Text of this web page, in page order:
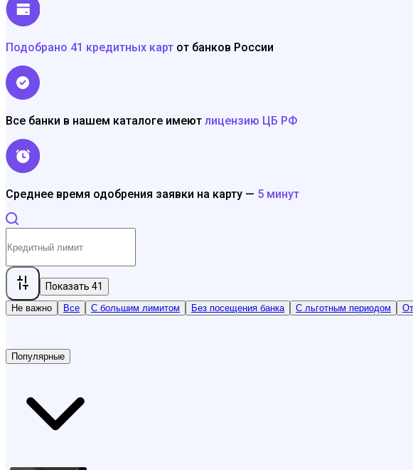
Показать 41
Не важно Все С большим лимитом Без посещения банка С льготным периодом
Популярные
Подобрано 41 кредитных карт от банков России
Все банки в нашем каталоге имеют лицензию ЦБ РФ
Среднее время одобрения заявки на карту — 5 минут